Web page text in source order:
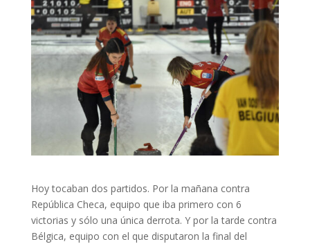
Hoy tocaban dos partidos. Por la mañana contra
República Checa, equipo que iba primero con 6
victorias y sólo una única derrota. Y por la tarde contra
Bélgica, equipo con el que disputaron la final del